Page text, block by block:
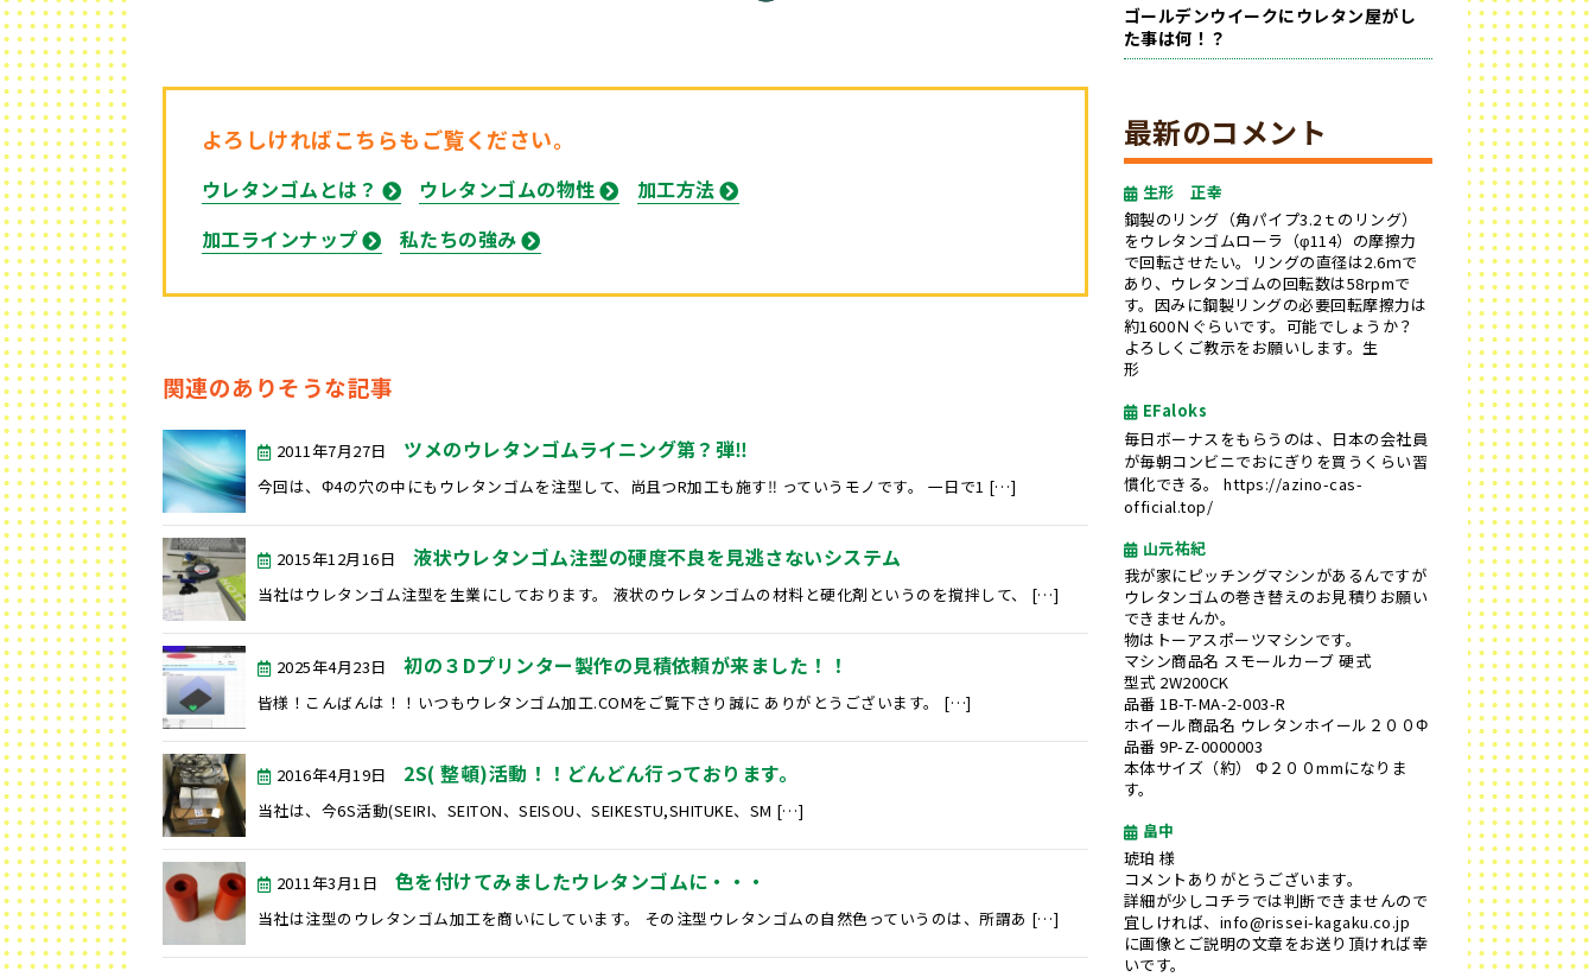
よろしければこちらもご覧ください。
ウレタンゴムとは？ ウレタンゴムの物性
加工方法
加工ラインナップ
私たちの強み
関連のありそうな記事
2011年7月27日 ツメのウレタンゴムライニング第？弾‼
今回は、Φ4の穴の中にもウレタンゴムを注型して、尚且つR加工も施す‼ っていうモノです。 一日で1 […]
2015年12月16日 液状ウレタンゴム注型の硬度不良を見逃さないシステム
当社はウレタンゴム注型を生業にしております。 液状のウレタンゴムの材料と硬化剤というのを撹拌して、 […]
2025年4月23日 初の３Dプリンター製作の見積依頼が来ました！！
皆様！こんばんは！！いつもウレタンゴム加工.COMをご覧下さり誠に ありがとうございます。 […]
2016年4月19日 2S( 整頓)活動！！どんどん行っております。
当社は、今6S活動(SEIRI、SEITON、SEISOU、SEIKESTU,SHITUKE、SM […]
2011年3月1日 色を付けてみましたウレタンゴムに・・・
当社は注型のウレタンゴム加工を商いにしています。 その注型ウレタンゴムの自然色っていうのは、所謂あ […]
ゴールデンウイークにウレタン屋がし
た事は何！？
最新のコメント
生形 正幸
鋼製のリング（角パイプ3.2ｔのリング）
をウレタンゴムローラ（φ114）の摩擦力
で回転させたい。リングの直径は2.6ｍで
あり、ウレタンゴムの回転数は58rpmで
す。因みに鋼製リングの必要回転摩擦力は
約1600Ｎぐらいです。可能でしょうか？
よろしくご教示をお願いします。生
形
EFaloks
毎日ボーナスをもらうのは、日本の会社員
が毎朝コンビニでおにぎりを買うくらい習
慣化できる。https://azino-cas-
official.top/
山元祐紀
我が家にピッチングマシンがあるんですが
ウレタンゴムの巻き替えのお見積りお願い
できませんか。
物はトーアスポーツマシンです。
マシン商品名 スモールカーブ 硬式
型式 2W200CK
品番 1B-T-MA-2-003-R
ホイール商品名 ウレタンホイール２００Φ
品番 9P-Z-0000003
本体サイズ（約） Φ２００mmになりま
す。
畠中
琥珀 様
コメントありがとうございます。
詳細が少しコチラでは判断できませんので
宜しければ、info@rissei-kagaku.co.jp
に画像とご説明の文章をお送り頂ければ幸
いです。